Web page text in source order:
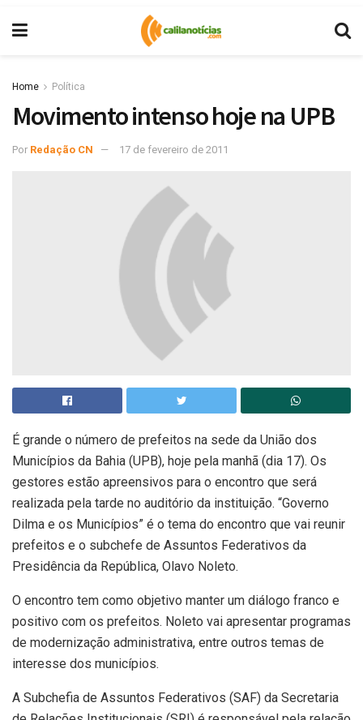
Home Política
Movimento intenso hoje na UPB
Por Redação CN 17 de fevereiro de 2011
É grande o número de prefeitos na sede da União dos
Municípios da Bahia (UPB), hoje pela manhã (dia 17). Os
gestores estão apreensivos para o encontro que será
realizada pela tarde no auditório da instituição. “Governo
Dilma e os Municípios” é o tema do encontro que vai reunir
prefeitos e o subchefe de Assuntos Federativos da
Presidência da República, Olavo Noleto.
O encontro tem como objetivo manter um diálogo franco e
positivo com os prefeitos. Noleto vai apresentar programas
de modernização administrativa, entre outros temas de
interesse dos municípios.
A Subchefia de Assuntos Federativos (SAF) da Secretaria